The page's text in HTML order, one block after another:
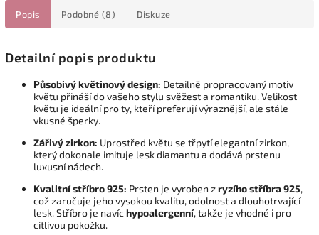
Popis Podobné (8) Diskuze
Detailní popis produktu
Působivý květinový design: Detailně propracovaný motiv
květu přináší do vašeho stylu svěžest a romantiku. Velikost
květu je ideální pro ty, kteří preferují výraznější, ale stále
vkusné šperky.
Zářivý zirkon: Uprostřed květu se třpytí elegantní zirkon,
který dokonale imituje lesk diamantu a dodává prstenu
luxusní nádech.
Kvalitní stříbro 925: Prsten je vyroben zryzího stříbra 925,
což zaručuje jeho vysokou kvalitu, odolnost a dlouhotrvající
lesk. Stříbro je navíc hypoalergenní, takže je vhodné i pro
citlivou pokožku.